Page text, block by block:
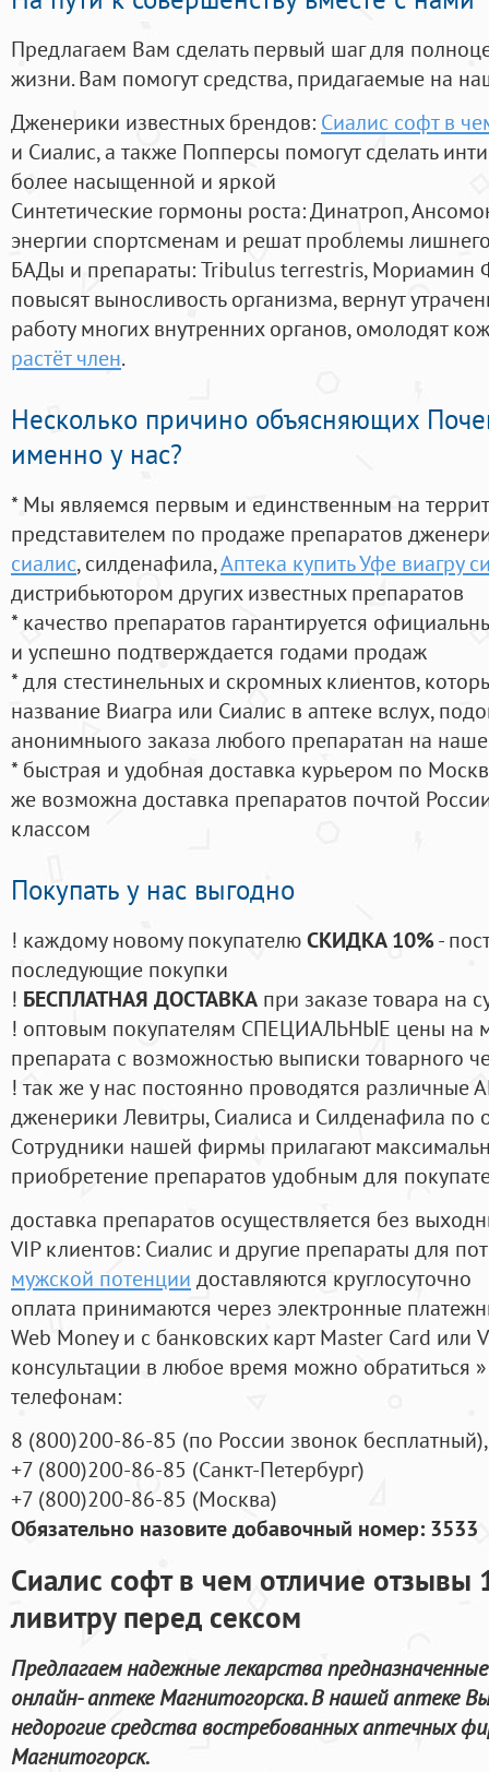
Предлагаем Вам сделать первый шаг для
жизни. Вам помогут средства, придагаемые на
Дженерики известных брендов: Сиалис софт в
и Сиалис, а также Попперсы помогут сделать
более насыщенной и яркой
Синтетические гормоны роста: Динатроп,
энергии спортсменам и решат проблемы
БАДы и препараты:Tribulus terrestris, Мориамин
повысят выносливость организма, вернут
работу многих внутренних органов, омолодят
растёт член.
Несколько причино объясняющих
именно у нас?
* Мы являемся первым и единственным на
представителем по продаже препаратов
сиалис, силденафила,Аптека купить Уфе виагру
дистрибьютором других известных препаратов
* качество препаратов гарантируется
и успешно подтверждается годами продаж
* для стестинельных и скромных клиентов,
название Виагра или Сиалис в аптеке вслух,
анонимныого заказа любого препаратан на
* быстрая и удобная доставка курьером по
же возможна доставка препаратов почтой
классом
Покупать у нас выгодно
! каждому новому покупателюСКИДКА 10%-
последующие покупки
! БЕСПЛАТНАЯ ДОСТАВКА при заказе товара на
! оптовым покупателям СПЕЦИАЛЬНЫЕ цены на
препарата с возможностью выписки товарного
! так же у нас постоянно проводятся
дженерики Левитры, Сиалиса и Силденафила по
Cотрудники нашей фирмы прилагают
приобретение препаратов удобным для
доставка препаратов осуществляется без
VIP клиентов: Сиалис и другие препараты для
мужской потенции доставляются круглосуточно
оплата принимаются через электронные
Web Money и с банковских карт Master Card или
консультации в любое время можно обратиться
телефонам:
8 (800)200-86-85 (по России звонок бесплатный),
+7 (800)200-86-85 (Санкт-Петербург)
+7 (800)200-86-85 (Москва)
Обязательно назовите добавочный номер: 3533
Сиалис софт в чем отличие отзывы
ливитру перед сексом
Предлагаем надежные лекарства
онлайн- аптеке Магнитогорска. В нашей аптеке
недорогие средства востребованных аптечных
Магнитогорск.